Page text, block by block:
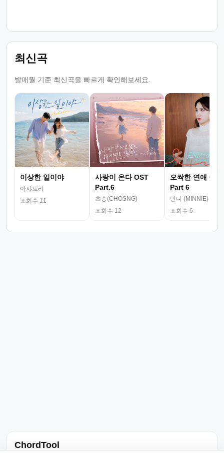
최신곡
발매월 기준 최신곡을 빠르게 확인해보세요.
이상한 일이야
아샤트리
조회수 11
사랑이 온다 OST
Part.6
초승(CHOSNG)
조회수 12
오싹한 연애 OST
Part 6
민니 (MINNIE)
조회수 6
ChordTool